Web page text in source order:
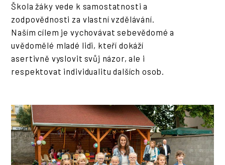
Škola žáky vede k samostatnosti a
zodpovědnosti za vlastní vzdělávání.
Naším cílem je vychovávat sebevědomé a
uvědomělé mladé lidi, kteří dokáží
asertivně vyslovit svůj názor, ale i
respektovat individualitu dalších osob.